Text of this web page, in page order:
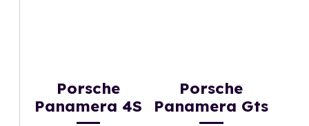
Porsche
Panamera 4S
Porsche
Panamera Gts